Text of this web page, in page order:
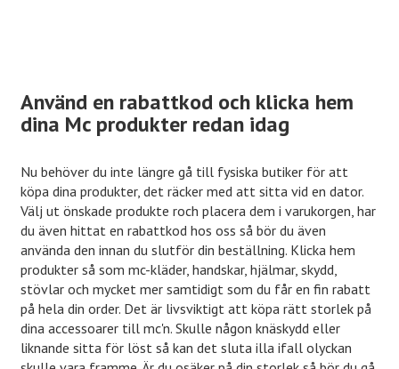
Använd en rabattkod och klicka hem
dina Mc produkter redan idag
Nu behöver du inte längre gå till fysiska butiker för att
köpa dina produkter, det räcker med att sitta vid en dator.
Välj ut önskade produkte roch placera dem i varukorgen, har
du även hittat en rabattkod hos oss så bör du även
använda den innan du slutför din beställning. Klicka hem
produkter så som mc-kläder, handskar, hjälmar, skydd,
stövlar och mycket mer samtidigt som du får en fin rabatt
på hela din order. Det är livsviktigt att köpa rätt storlek på
dina accessoarer till mc'n. Skulle någon knäskydd eller
liknande sitta för löst så kan det sluta illa ifall olyckan